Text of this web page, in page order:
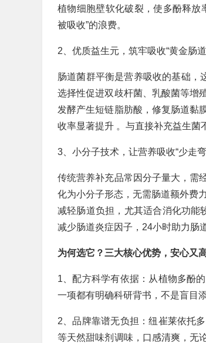
植物细胞壁软化破裂，使多酚释放
被吸收”的浪费。
2、优质益生元，筑牢吸收“黄金肠
肠道菌群平衡是营养吸收的基础
选择性促进双歧杆菌、乳酸菌等增
发酵产生短链脂肪酸，修复肠道黏
收率显著提升 。与直接补充益生菌
3、小分子技术，让营养吸收“少走
传统营养补充品常因分子量大，需
化为小分子形态，无需肠道额外费
减轻肠道负担，尤其适合消化功能
减少肠道炎症因子，24小时助力肠
为何选它？三大核心优势，安心又
1、配方科学有依据：从植物多酚
一项都有明确科研背书，不是盲目
2、品牌靠谱无负担：纽崔莱依托
等天然甜味剂调味，口感清爽，无